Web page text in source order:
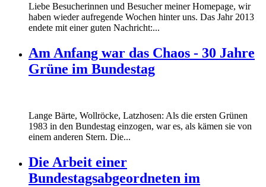
Liebe Besucherinnen und Besucher meiner Homepage, wir
haben wieder aufregende Wochen hinter uns. Das Jahr 2013
endete mit einer guten Nachricht:...
Am Anfang war das Chaos - 30 Jahre
Grüne im Bundestag
Lange Bärte, Wollröcke, Latzhosen: Als die ersten Grünen
1983 in den Bundestag einzogen, war es, als kämen sie von
einem anderen Stern. Die...
Die Arbeit einer
Bundestagsabgeordneten im